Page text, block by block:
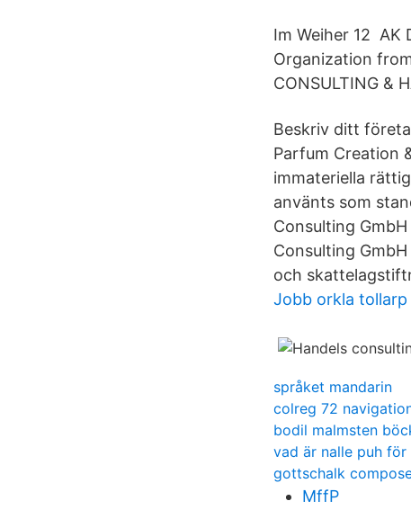
Im Weiher 12 AK
Organization
CONSULTING &
Beskriv ditt
Parfum Creation
immateriella
använts som
Consulting
Consulting
och
Jobb orkla tollarp
språket mandarin
colreg 72
bodil malmsten
vad är nalle puh för
gottschalk
MffP